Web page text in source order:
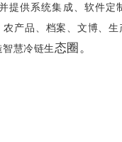
提供系统集成、软件定
产品、档案、文博、
慧冷链生态圈。